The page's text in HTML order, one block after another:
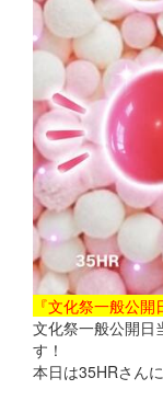
『文化祭一般公開
文化祭一般公開日
す！
本日は35HRさん